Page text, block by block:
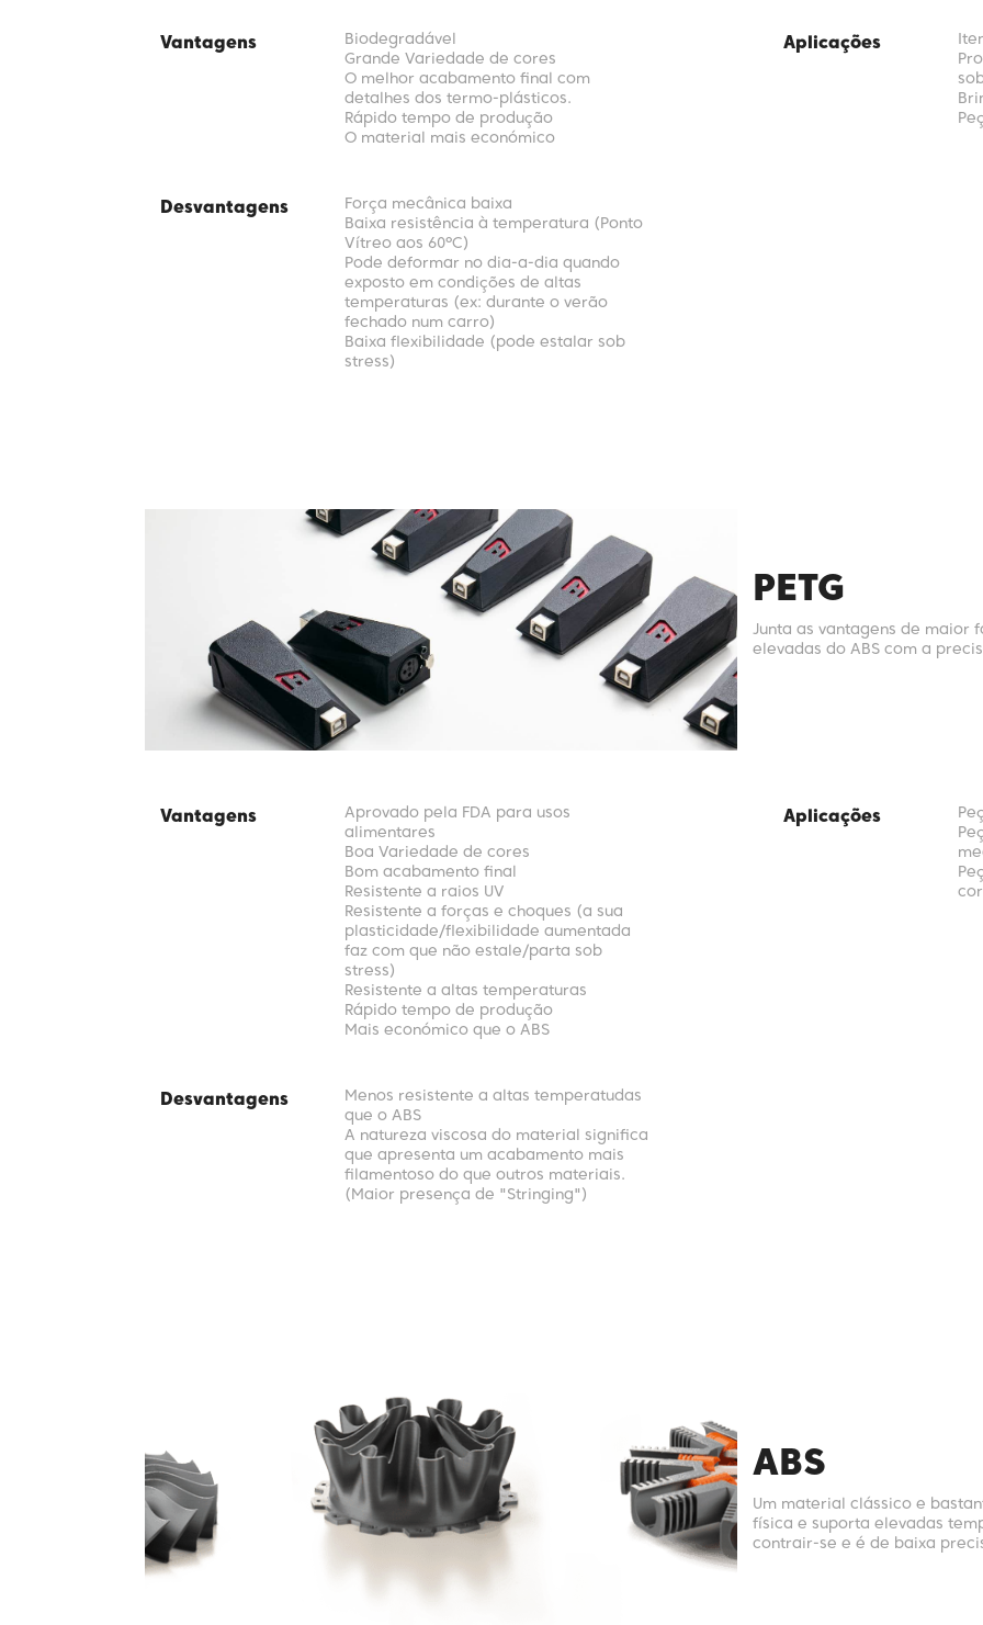
Vantagens
Biodegradável
Grande Variedade de cores
O melhor acabamento final com
detalhes dos termo-plásticos.
Rápido tempo de produção
O material mais económico
Desvantagens
Força mecânica baixa
Baixa resistência à temperatura (Ponto
Vítreo aos 60ºC)
Pode deformar no dia-a-dia quando
exposto em condições de altas
temperaturas (ex: durante o verão
fechado num carro)
Baixa flexibilidade (pode estalar sob
stress)
Aplicações
PETG
Junta as vantagens de maior
elevadas do ABS com a
Vantagens
Aprovado pela FDA para usos
alimentares
Boa Variedade de cores
Bom acabamento final
Resistente a raios UV
Resistente a forças e choques (a sua
plasticidade/flexibilidade aumentada
faz com que não estale/parta sob
stress)
Resistente a altas temperaturas
Rápido tempo de produção
Mais económico que o ABS
Desvantagens
Menos resistente a altas temperatudas
que o ABS
A natureza viscosa do material significa
que apresenta um acabamento mais
filamentoso do que outros materiais.
(Maior presença de "Stringing")
Aplicações
ABS
Um material clássico e
física e suporta elevadas
contrair-se e é de baixa